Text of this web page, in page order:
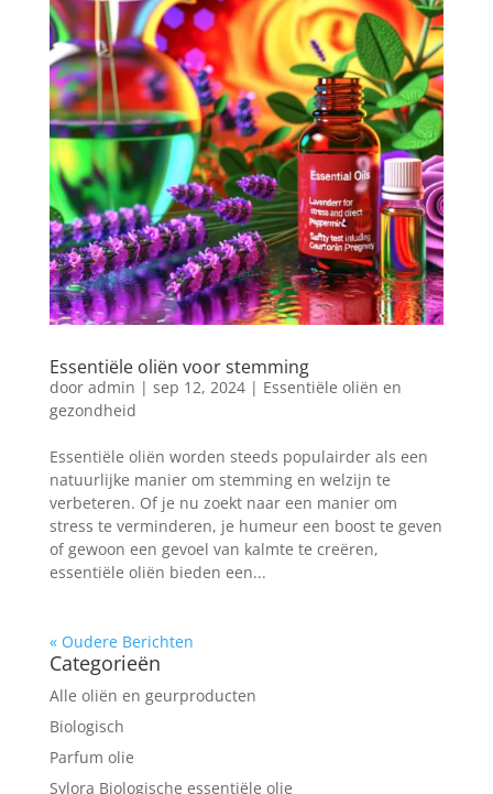
Essentiële oliën voor stemming
door admin | sep 12, 2024| Essentiële oliën en
gezondheid
Essentiële oliën worden steeds populairder als een
natuurlijke manier om stemming en welzijn te
verbeteren. Of je nu zoekt naar een manier om
stress te verminderen, je humeur een boost te geven
of gewoon een gevoel van kalmte te creëren,
essentiële oliën bieden een...
« Oudere Berichten
Categorieën
Alle oliën en geurproducten
Biologisch
Parfum olie
Sylora Biologische essentiële olie